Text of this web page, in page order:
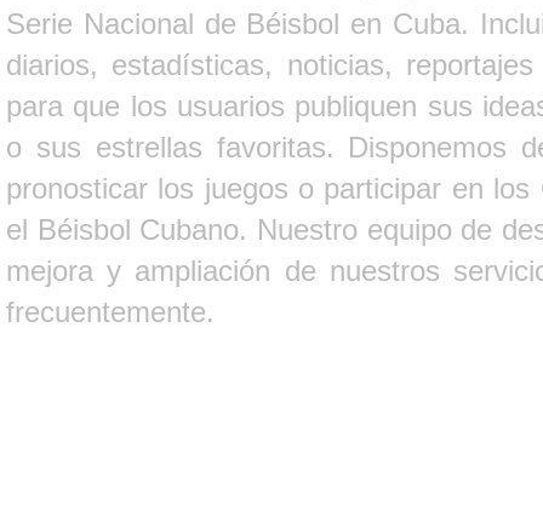
Serie Nacional de Béisbol en Cuba.
diarios, estadísticas, noticias,
para que los usuarios publiquen sus
o sus estrellas favoritas. Disponemos
pronosticar los juegos o participar en
el Béisbol Cubano. Nuestro equipo de
mejora y ampliación de nuestros
frecuentemente.